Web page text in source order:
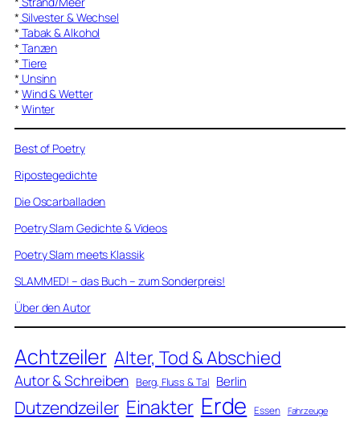
* Silvester & Wechsel
* Tabak & Alkohol
* Tanzen
* Tiere
* Unsinn
* Wind & Wetter
* Winter
Best of Poetry
Ripostegedichte
Die Oscarballaden
Poetry Slam Gedichte & Videos
Poetry Slam meets Klassik
SLAMMED! – das Buch – zum Sonderpreis!
Über den Autor
Achtzeiler Alter, Tod & Abschied
Autor & Schreiben Berg, Fluss & Tal Berlin
Dutzendzeiler Einakter Erde Essen Fahrzeuge